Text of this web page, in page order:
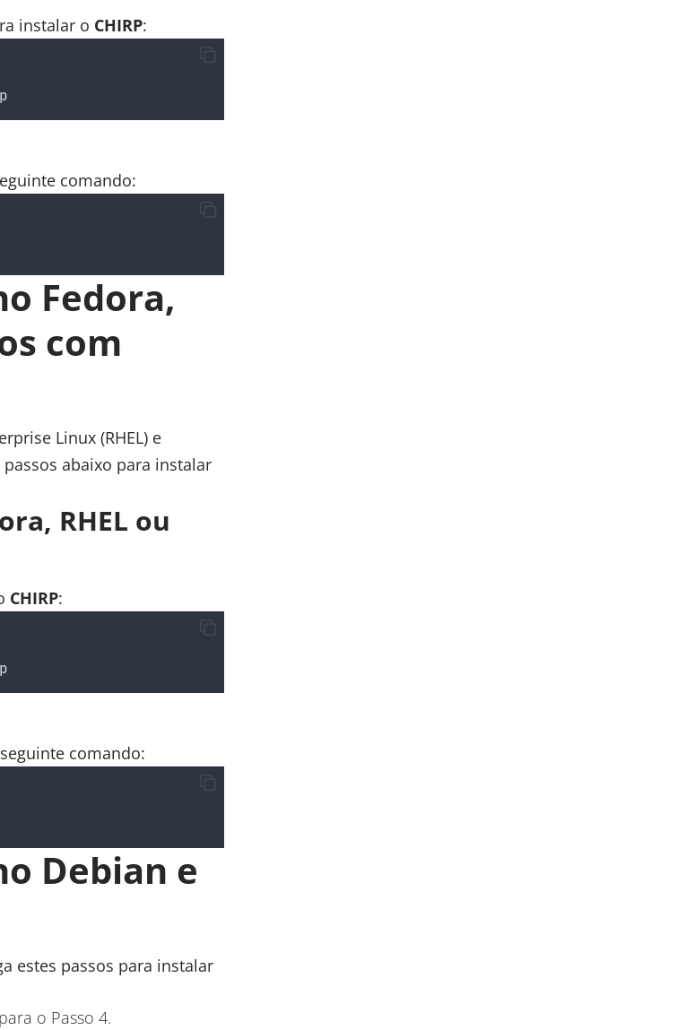
instalar o CHIRP:
comando:
Fedora,
com
Linux (RHEL) e
abaixo para instalar
RHEL ou
CHIRP:
comando:
Debian e
estes passos para instalar
o Passo 4.